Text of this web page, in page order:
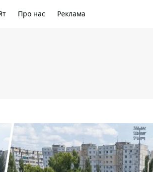
Про нас Реклама